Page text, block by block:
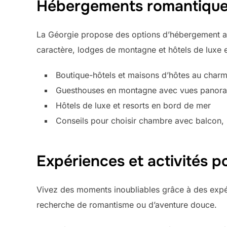
Hébergements
La Géorgie propose des options d’hébergement
caractère, lodges de montagne et hôtels de luxe
Boutique-hôtels et maisons d’hôtes au
Guesthouses en montagne avec vues
Hôtels de luxe et resorts en bord de mer
Conseils pour choisir chambre avec balcon,
Expériences et activités
Vivez des moments inoubliables grâce à des
recherche de romantisme ou d’aventure douce.